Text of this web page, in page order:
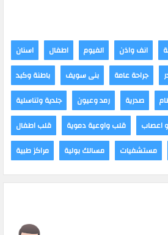
اسنان اطفال الفيوم انف واذن
باطنة وكبد
بنى سويف جراحة عامة
جلدية وتناسلية
رمد وعيون صدرية
قلب اطفال
قلب واوعية دموية اعصاب
مراكز طبية
مسالك بولية مستشفيات